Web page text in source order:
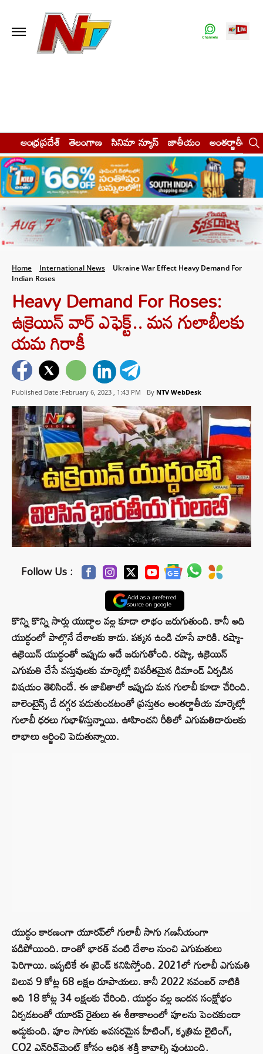
ఆంధ్రప్రదేశ్ తెలంగాణ సినిమా న్యూస్ జాతీయం అంతర్జాతీయం
Home International News
Ukraine War Effect Heavy Demand For
Indian Roses
Heavy Demand For Roses:
ఉక్రెయిన్ వార్ ఎఫెక్ట్.. మన గులాబీలకు
యమ గిరాకీ
Published Date :February 6, 2023 , 1:43 PM By NTV WebDesk
Follow Us :
Add as a preferred
source on google
కొన్ని కొన్ని సార్లు యుద్ధాల వల్ల కూడా లాభం జరుగుతుంది. కానీ అది
యుద్ధంలో పాల్గొనే దేశాలకు కాదు. పక్కన ఉండి చూసే వారికి. రష్యా-
ఉక్రెయిన్ యుద్ధంతో ఇప్పుడు అదే జరుగుతోంది. రష్యా, ఉక్రెయిన్‌
ఎగుమతి చేసే వస్తువులకు మార్కెట్లో విపరీతమైన డిమాండ్‌ ఏర్పడిన
విషయం తెలిసిందే. ఈ జాబితాలో ఇప్పుడు మన గులాబీ కూడా చేరింది.
వాలెంటైన్స్‌ డే దగ్గర పడుతుండటంతో ప్రస్తుతం అంతర్జాతీయ మార్కెట్లో
గులాబీ ధరలు గుభాళిస్తున్నాయి. ఊహించని రీతిలో ఎగుమతిదారులకు
లాభాలు ఆర్జించి పెడుతున్నాయి.
యుద్ధం కారణంగా యూరప్‌లో గులాబీ సాగు గణనీయంగా
పడిపోయింది. దాంతో భారత్‌ వంటి దేశాల నుంచి ఎగుమతులు
పెరిగాయి. ఇప్పటికే ఈ ట్రెండ్ కనిపిస్తోంది. 2021లో గులాబీ ఎగుమతి
విలువ 9 కోట్ల 68 లక్షల రూపాయలు. కానీ 2022 నవంబర్‌ నాటికి
అది 18 కోట్ల 34 లక్షలకు చేరింది. యుద్ధం వల్ల ఇందన సంక్షోభం
ఏర్పడటంతో యూరప్‌ రైతులు ఈ శీతాకాలంలో పూలను పెంచకుండా
అడ్డుకుంది. పూల సాగుకు అవసరమైన హీటింగ్‌, కృత్రిమ లైటింగ్,
CO2 ఎన్‌రిచ్‌మెంట్‌ కోసం అధిక శక్తి కావాల్సి వుంటుంది.